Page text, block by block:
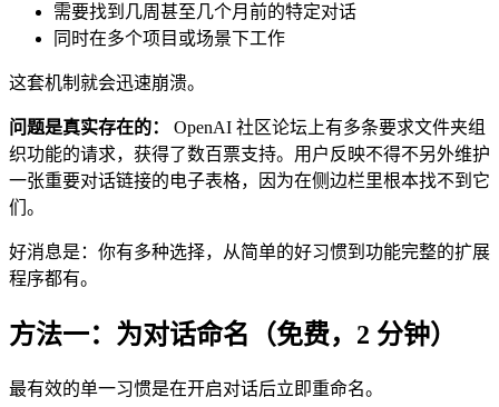
需要找到几周甚至几个月前的特定对话
同时在多个项目或场景下工作
这套机制就会迅速崩溃。
问题是真实存在的：
OpenAI 社区论坛上有多条要求文件夹组
织功能的请求，获得了数百票支持。用户反映不得不另外维护
一张重要对话链接的电子表格，因为在侧边栏里根本找不到它
们。
好消息是：你有多种选择，从简单的好习惯到功能完整的扩展
程序都有。
方法一：为对话命名（免费，2 分钟）
最有效的单一习惯是在开启对话后立即重命名。